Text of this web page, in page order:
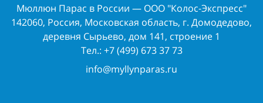
Мюллюн Парас в России — ООО "Колос-Экспресс"
142060, Россия, Московская область, г. Домодедово,
деревня Сырьево, дом 141, строение 1
Тел.: +7 (499) 673 37 73
info@myllynparas.ru